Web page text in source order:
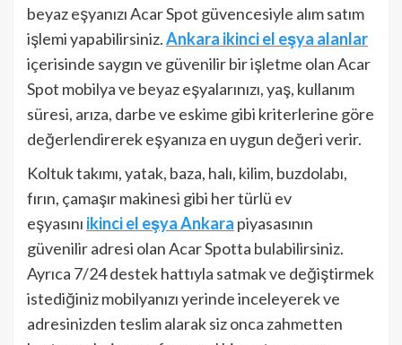
beyaz eşyanızı Acar Spot güvencesiyle alım satım
işlemi yapabilirsiniz.Ankara ikinci el eşya alanlar
içerisinde saygın ve güvenilir bir işletme olan Acar
Spot mobilya ve beyaz eşyalarınızı, yaş, kullanım
süresi, arıza, darbe ve eskime gibi kriterlerine göre
değerlendirerek eşyanıza en uygun değeri verir.
Koltuk takımı, yatak, baza, halı, kilim, buzdolabı,
fırın, çamaşır makinesi gibi her türlü ev
eşyasını ikinci el eşya Ankara piyasasının
güvenilir adresi olan Acar Spotta bulabilirsiniz.
Ayrıca 7/24 destek hattıyla satmak ve değiştirmek
istediğiniz mobilyanızı yerinde inceleyerek ve
adresinizden teslim alarak siz onca zahmetten